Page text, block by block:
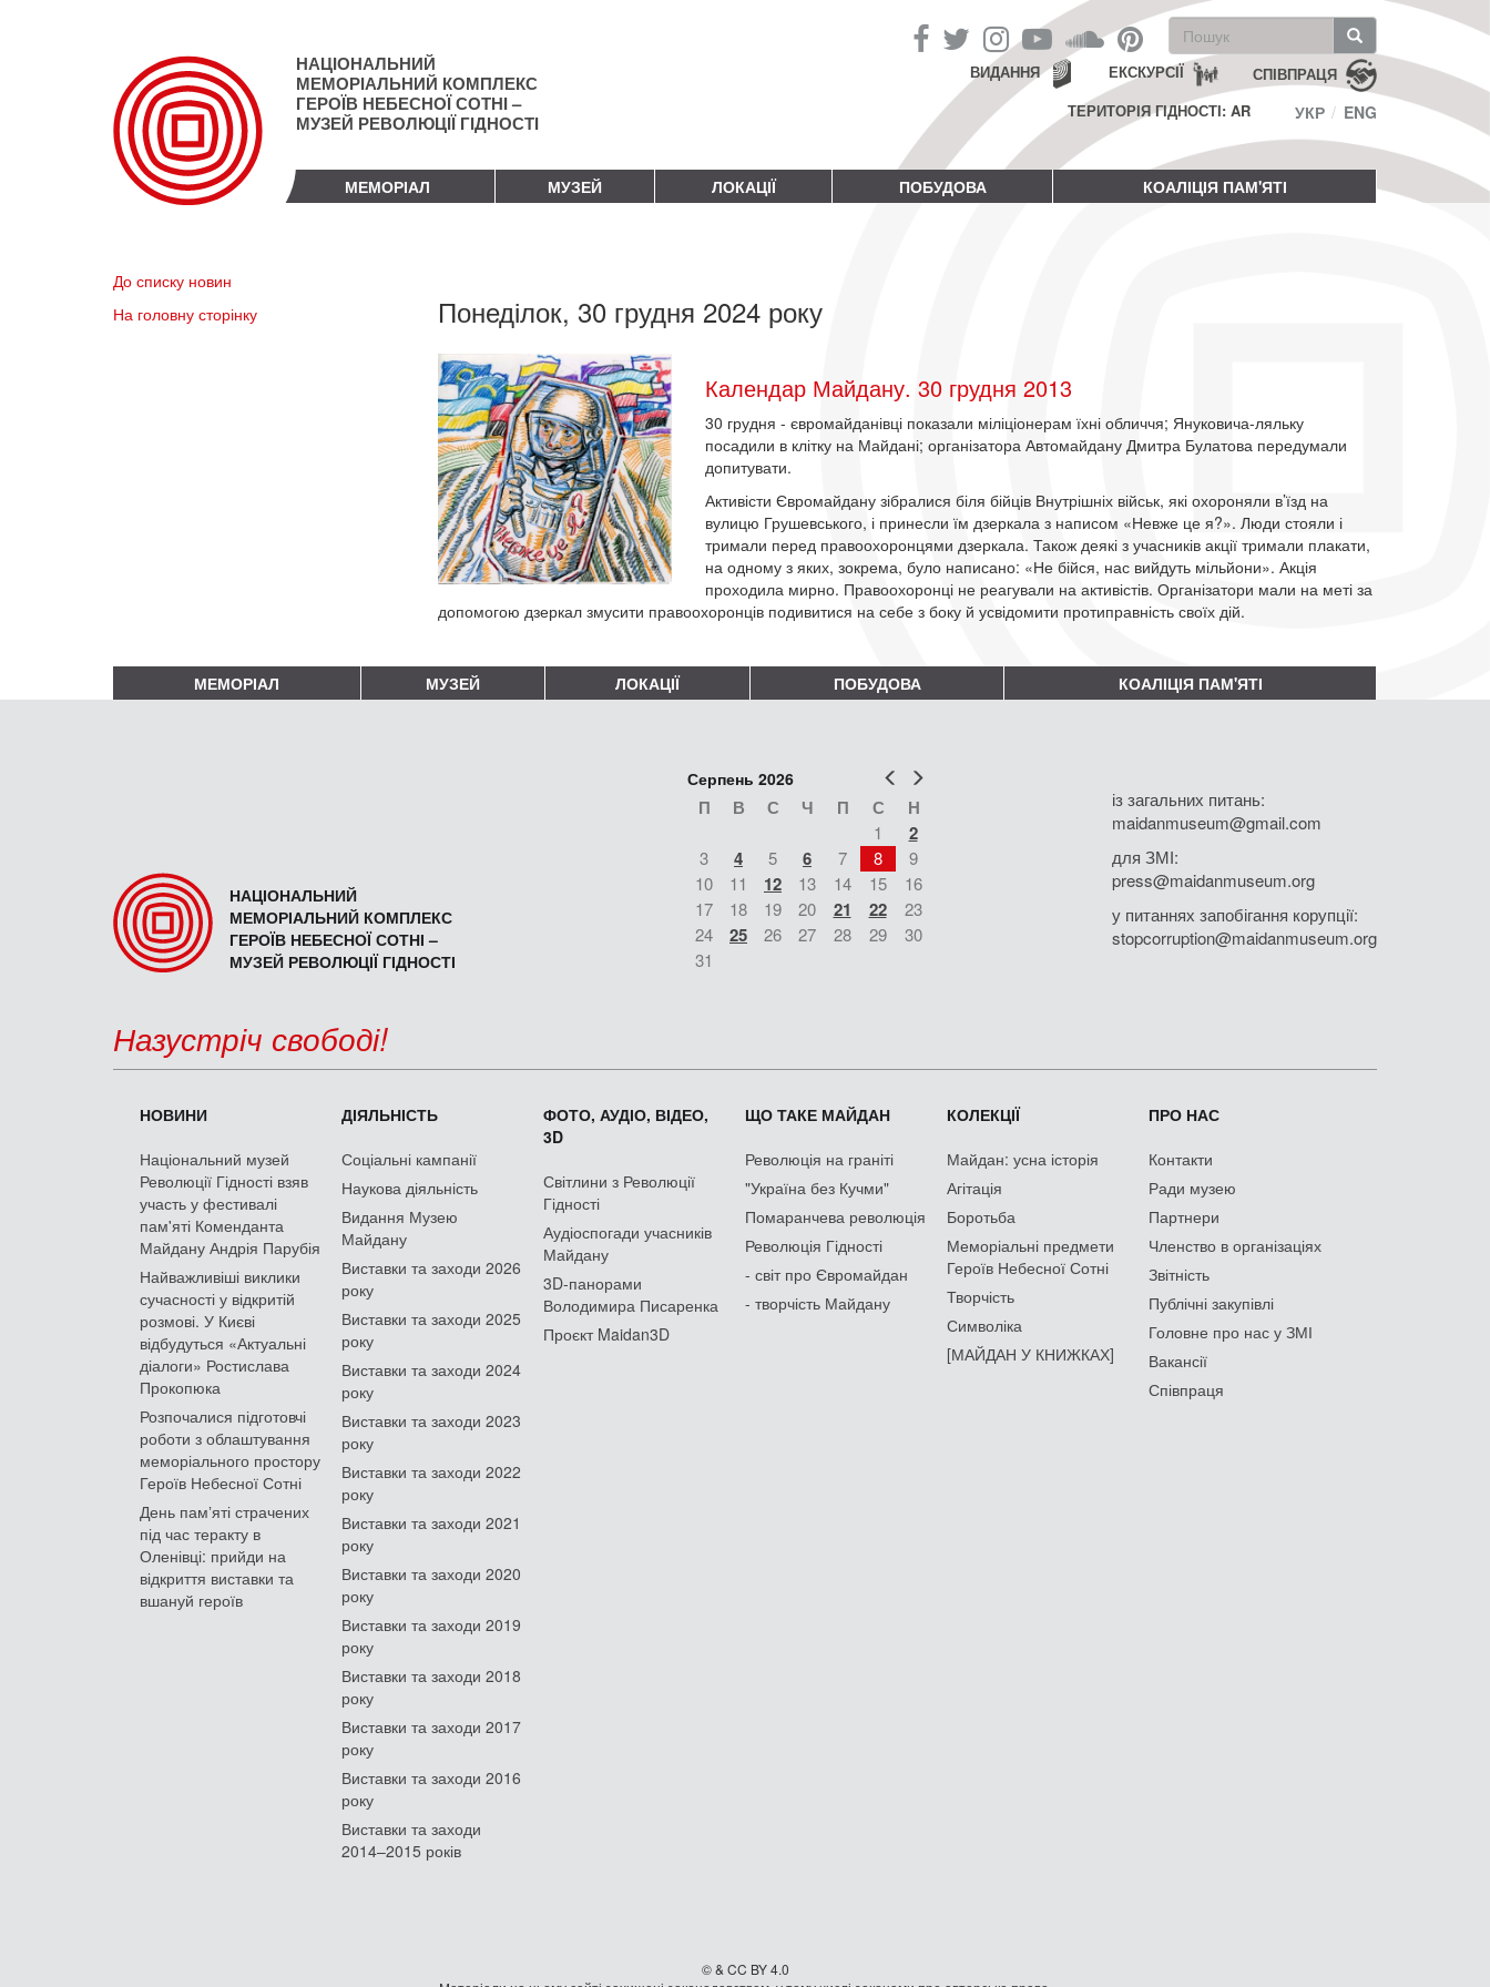
НАЦІОНАЛЬНИЙ
МЕМОРІАЛЬНИЙ КОМПЛЕКС
ГЕРОЇВ НЕБЕСНОЇ СОТНІ –
МУЗЕЙ РЕВОЛЮЦІЇ ГІДНОСТІ
Пошукова
форма
Пошук СПІВПРАЦЯ
ЕКСКУРСІЇ
ВИДАННЯ
ТЕРИТОРІЯ ГІДНОСТІ: AR
УКР ENG
МЕМОРІАЛ МУЗЕЙ ЛОКАЦІЇ ПОБУДОВА КОАЛІЦІЯ ПАМ'ЯТІ
До списку новин
На головну сторінку
Понеділок, 30 грудня 2024 року
Календар Майдану. 30 грудня 2013
30 грудня - євромайданівці показали міліціонерам їхні обличчя; Януковича-ляльку
посадили в клітку на Майдані; організатора Автомайдану Дмитра Булатова передумали
допитувати.
Активісти Євромайдану зібралися біля бійців Внутрішніх військ, які охороняли в’їзд на
вулицю Грушевського, і принесли їм дзеркала з написом «Невже це я?». Люди стояли і
тримали перед правоохоронцями дзеркала. Також деякі з учасників акції тримали плакати,
на одному з яких, зокрема, було написано: «Не бійся, нас вийдуть мільйони». Акція
проходила мирно. Правоохоронці не реагували на активістів. Організатори мали на меті за
допомогою дзеркал змусити правоохоронців подивитися на себе з боку й усвідомити протиправність своїх дій.
МЕМОРІАЛ МУЗЕЙ ЛОКАЦІЇ ПОБУДОВА КОАЛІЦІЯ ПАМ'ЯТІ
НАЦІОНАЛЬНИЙ
МЕМОРІАЛЬНИЙ КОМПЛЕКС
ГЕРОЇВ НЕБЕСНОЇ СОТНІ –
МУЗЕЙ РЕВОЛЮЦІЇ ГІДНОСТІ
Попер
Серпень 2026
П В С Ч П С Н
1 2
3 4 5 6 7 8
9
10
11 12 13 14 15
16
17
18 19 20 21 22
23
24
25 26 27 28 29
30
31
із загальних питань:
maidanmuseum@gmail.com
для ЗМІ:
press@maidanmuseum.org
у питаннях запобігання корупції:
stopcorruption@maidanmuseum.org
Назустріч свободі!
НОВИНИ
Національний музей
Революції Гідності взяв
участь у фестивалі
пам'яті Коменданта
Майдану Андрія Парубія
Найважливіші виклики
сучасності у відкритій
розмові. У Києві
відбудуться «Актуальні
діалоги» Ростислава
Прокопюка
Розпочалися підготовчі
роботи з облаштування
меморіального простору
Героїв Небесної Сотні
День памʼяті страчених
під час теракту в
Оленівці: прийди на
відкриття виставки та
вшануй героїв
ДІЯЛЬНІСТЬ
Соціальні кампанії
Наукова діяльність
Видання Музею
Майдану
Виставки та заходи 2026
року
Виставки та заходи 2025
року
Виставки та заходи 2024
року
Виставки та заходи 2023
року
Виставки та заходи 2022
року
Виставки та заходи 2021
року
Виставки та заходи 2020
року
Виставки та заходи 2019
року
Виставки та заходи 2018
року
Виставки та заходи 2017
року
Виставки та заходи 2016
року
Виставки та заходи
2014–2015 років
ФОТО, АУДІО, ВІДЕО,
3D
Світлини з Революції
Гідності
Аудіоспогади учасників
Майдану
3D-панорами
Володимира Писаренка
Проєкт Maidan3D
ЩО ТАКЕ МАЙДАН
Революція на граніті
"Україна без Кучми"
Помаранчева революція
Революція Гідності
- світ про Євромайдан
- творчість Майдану
КОЛЕКЦІЇ
Майдан: усна історія
Агітація
Боротьба
Меморіальні предмети
Героїв Небесної Сотні
Творчість
Символіка
[МАЙДАН У КНИЖКАХ]
ПРО НАС
Контакти
Ради музею
Партнери
Членство в організаціях
Звітність
Публічні закупівлі
Головне про нас у ЗМІ
Вакансії
Співпраця
© & CC BY 4.0